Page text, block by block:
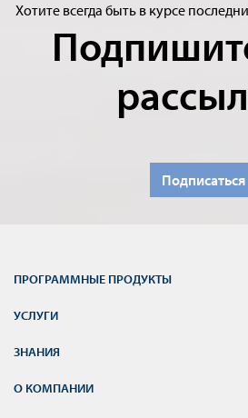
Хотите всегда быть в курсе
Подписаться
ПРОГРАММНЫЕ ПРОДУКТЫ
УСЛУГИ
ЗНАНИЯ
О КОМПАНИИ